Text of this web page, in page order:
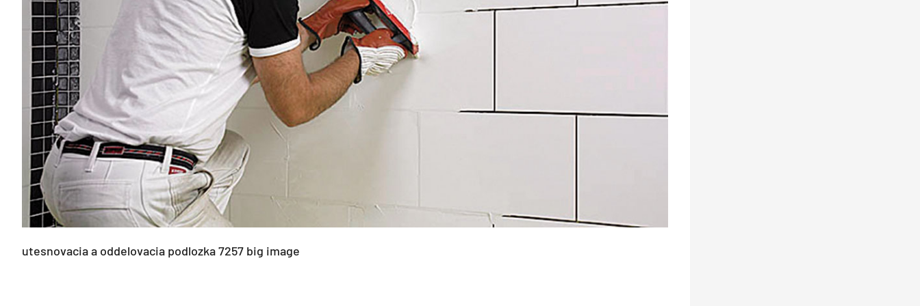
utesnovacia a oddelovacia podlozka 7257 big image